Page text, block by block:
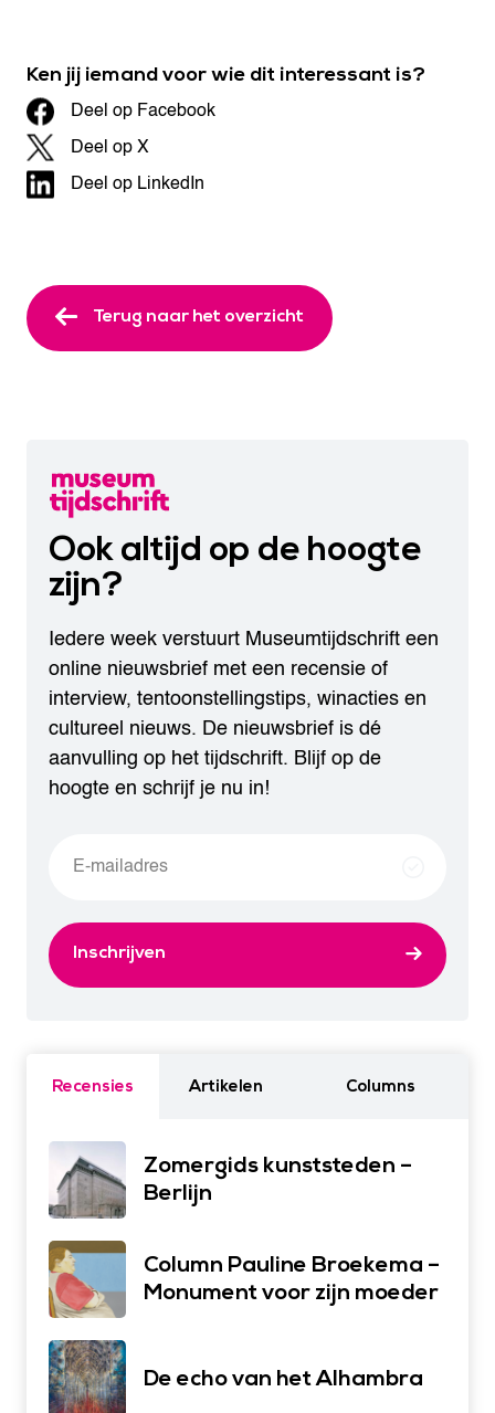
Ken jij iemand voor wie dit interessant is?
Deel op Facebook
Deel op X
Deel op LinkedIn
Terug naar het overzicht
Ook altijd op de hoogte
zijn?
Iedere week verstuurt Museumtijdschrift een
online nieuwsbrief met een recensie of
interview, tentoonstellingstips, winacties en
cultureel nieuws. De nieuwsbrief is dé
aanvulling op het tijdschrift. Blijf op de
hoogte en schrijf je nu in!
Inschrijven
Recensies Artikelen Columns
Zomergids kunststeden –
Berlijn
Column Pauline Broekema –
Monument voor zijn moeder
De echo van het Alhambra